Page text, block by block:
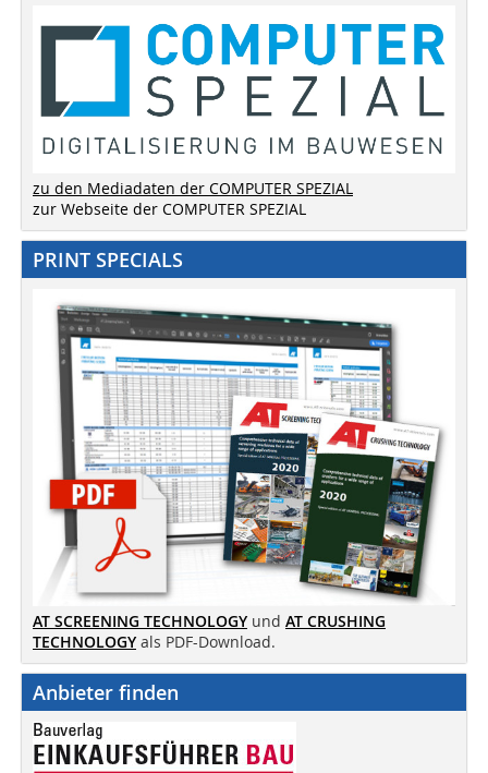
zu den Mediadaten der COMPUTER SPEZIAL
zur Webseite der COMPUTER SPEZIAL
PRINT SPECIALS
AT SCREENING TECHNOLOGY und AT CRUSHING
TECHNOLOGY als PDF-Download.
Anbieter finden